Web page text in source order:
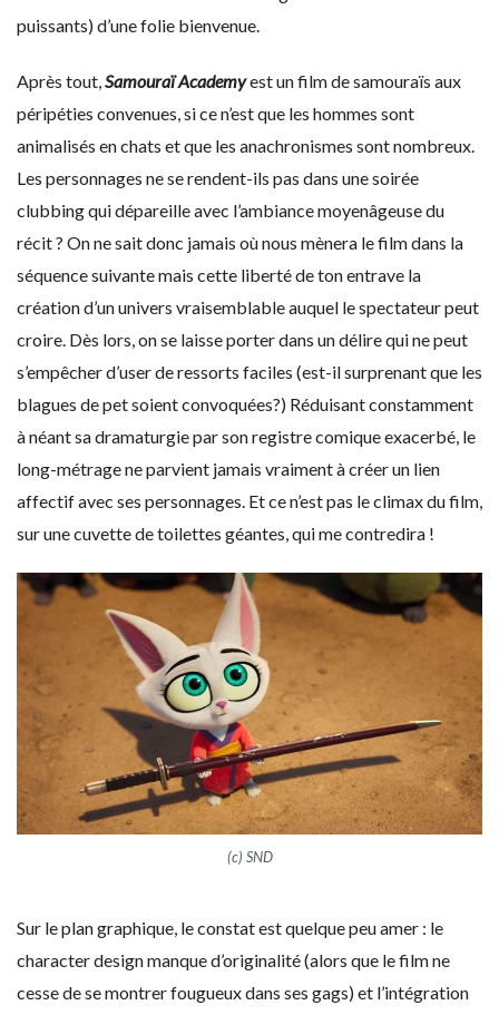
puissants) d’une folie bienvenue.
Après tout,Samouraï Academyest un film de samouraïs aux
péripéties convenues, si ce n’est que les hommes sont
animalisés en chats et que les anachronismes sont nombreux.
Les personnages ne se rendent-ils pas dans une soirée
clubbing qui dépareille avec l’ambiance moyenâgeuse du
récit ? On ne sait donc jamais où nous mènera le film dans la
séquence suivante mais cette liberté de ton entrave la
création d’un univers vraisemblable auquel le spectateur peut
croire. Dès lors, on se laisse porter dans un délire qui ne peut
s’empêcher d’user de ressorts faciles (est-il surprenant que les
blagues de pet soient convoquées?) Réduisant constamment
à néant sa dramaturgie par son registre comique exacerbé, le
long-métrage ne parvient jamais vraiment à créer un lien
affectif avec ses personnages. Et ce n’est pas le climax du film,
sur une cuvette de toilettes géantes, qui me contredira !
(c) SND
Sur le plan graphique, le constat est quelque peu amer : le
character design manque d’originalité (alors que le film ne
cesse de se montrer fougueux dans ses gags) et l’intégration